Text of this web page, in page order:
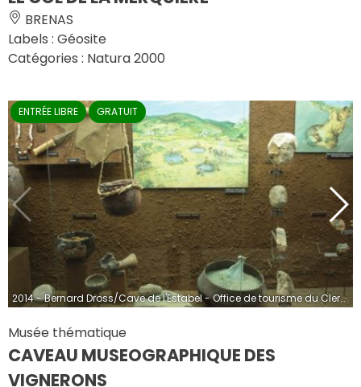
BRENAS
Labels : Géosite
Catégories : Natura 2000
2014 - Bernard Dross/Cave de l'Estabel - Office de tourisme du Clermontais
ENTRÉE LIBRE GRATUIT
Musée thématique
CAVEAU MUSEOGRAPHIQUE DES
VIGNERONS